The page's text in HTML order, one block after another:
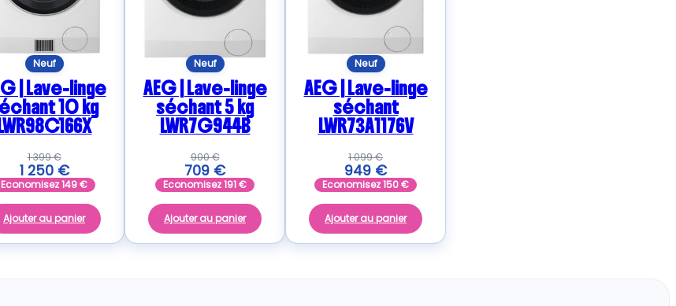
Neuf
| Lave-linge
10 kg
1 399€
1 250 €
Economisez149€
Ajouter au panier
Neuf
AEG | Lave-linge
séchant 5 kg
LWR7G944B
900€
709 €
Economisez191€
Ajouter au panier
Neuf
AEG | Lave-linge
séchant
LWR73A1176V
1 099€
949 €
Economisez150€
Ajouter au panier